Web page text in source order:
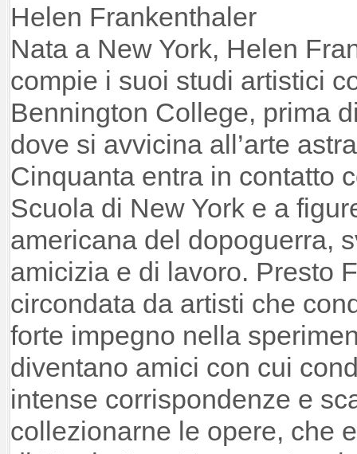
Helen Frankenthaler
Nata a New York, Helen
compie i suoi studi artistici
Bennington College, prima
dove si avvicina all’arte
Cinquanta entra in contatto
Scuola di New York e a
americana del dopoguerra,
amicizia e di lavoro. Presto
circondata da artisti che
forte impegno nella
diventano amici con cui
intense corrispondenze e
collezionarne le opere, che